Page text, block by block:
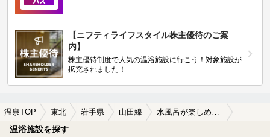
【ニフティライフスタイル株主優待のご案
内】
株主優待制度で人気の温浴施設に行こう！対象施設が
拡充されました！
温泉TOP 東北 岩手県 山田線 水風呂が楽しめる山田線周辺の温泉、日帰り温泉、スーパー銭湯を探す
温浴施設を探す